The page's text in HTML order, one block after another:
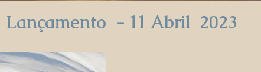
Lançamento - 11 Abril 2023